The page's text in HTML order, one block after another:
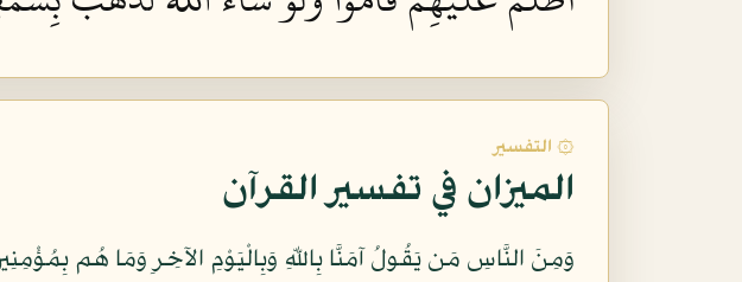
۞ التفسير
الميزان في تفسير القرآن